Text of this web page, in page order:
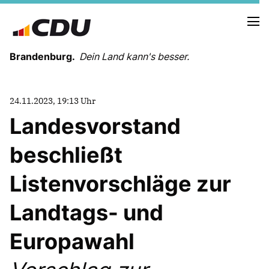
Brandenburg. Dein Land kann's besser.
LANDESVORSTAND
LANDESGESCHÄFTSSTELLE
ORGANISATION
KREISVERBÄNDE
VEREINIGUNGEN UND SONDERORGANISATIONEN
LANDESFACHAUSSCHÜSSE
SATZUNG
PARTEIGESCHICHTE
PARTEIGERICHT
24.11.2023, 19:13 Uhr
Landesvorstand
beschließt
Listenvorschläge zur
Landtags- und
Europawahl